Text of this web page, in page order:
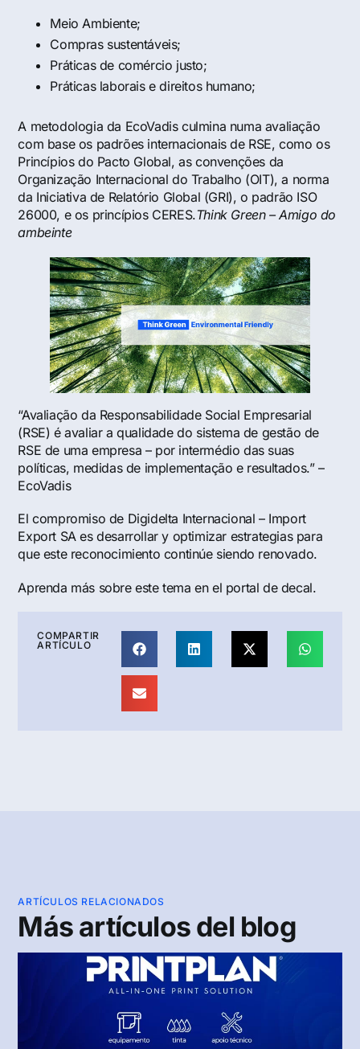
Meio Ambiente;
Compras sustentáveis;
Práticas de comércio justo;
Práticas laborais e direitos humano;
A metodologia da EcoVadis culmina numa avaliação
com base os padrões internacionais de RSE, como os
Princípios do Pacto Global, as convenções da
Organização Internacional do Trabalho (OIT), a norma
da Iniciativa de Relatório Global (GRI), o padrão ISO
26000, e os princípios CERES.Think Green – Amigo do
ambeinte
“Avaliação da Responsabilidade Social Empresarial
(RSE) é avaliar a qualidade do sistema de gestão de
RSE de uma empresa – por intermédio das suas
políticas, medidas de implementação e resultados.” –
EcoVadis
El compromiso de Digidelta Internacional – Import
Export SA es desarrollar y optimizar estrategias para
que este reconocimiento continúe siendo renovado.
Aprenda más sobre este tema en el portal de decal.
COMPARTIR
ARTÍCULO
ARTÍCULOS RELACIONADOS
Más artículos del blog